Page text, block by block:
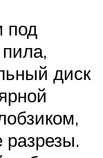
под
диск